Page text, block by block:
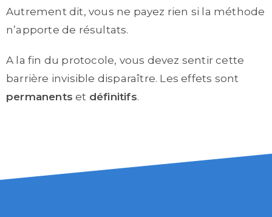
Autrement dit, vous ne payez rien si la méthode
n’apporte de résultats.
A la fin du protocole, vous devez sentir cette
barrière invisible disparaître. Les effets sont
permanents et définitifs.